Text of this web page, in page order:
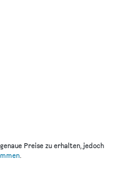
Preise zu erhalten, jedoch
.